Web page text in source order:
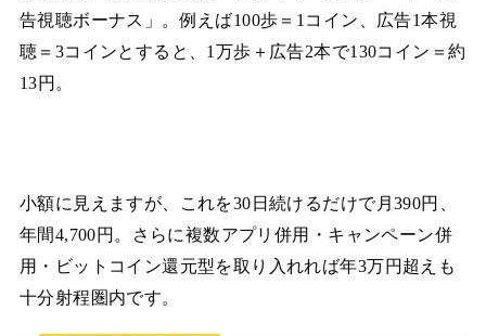
告視聴ボーナス」。例えば100歩＝1コイン、広告1本視
聴＝3コインとすると、1万歩＋広告2本で130コイン＝約
13円。
小額に見えますが、これを30日続けるだけで月390円、
年間4,700円。さらに複数アプリ併用・キャンペーン併
用・ビットコイン還元型を取り入れれば年3万円超えも
十分射程圏内です。